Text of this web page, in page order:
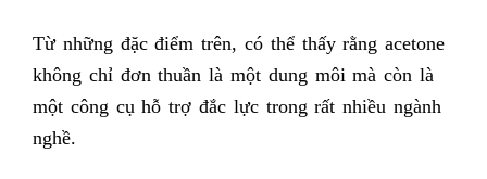
Từ những đặc điểm trên, có thể thấy rằng acetone
không chỉ đơn thuần là một dung môi mà còn là
một công cụ hỗ trợ đắc lực trong rất nhiều ngành
nghề.